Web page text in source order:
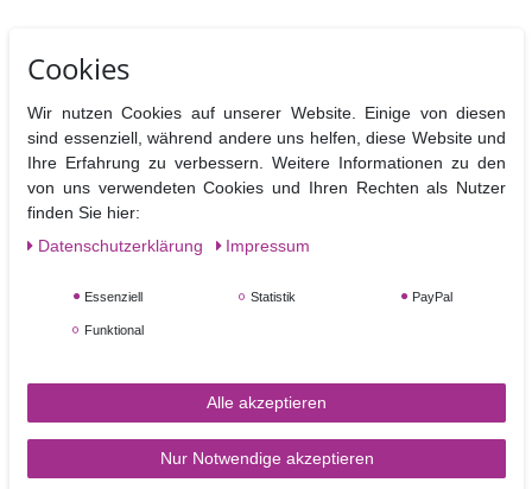
Angesehene Produkte
Arbeitsunterlage und
Petal Pad
6,20 €
Cookies
Wir nutzen Cookies auf unserer Website. Einige von diesen
sind essenziell, während andere uns helfen, diese Website und
Ihre Erfahrung zu verbessern. Weitere Informationen zu den
von uns verwendeten Cookies und Ihren Rechten als Nutzer
finden Sie hier:
Daten­schutz­erklärung
Impressum
Essenziell Statistik PayPal
Funktional
Alle akzeptieren
Nur Notwendige akzeptieren